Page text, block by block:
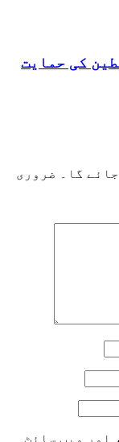
کی حمایت
گا۔
ضروری
اور ویب سائٹ